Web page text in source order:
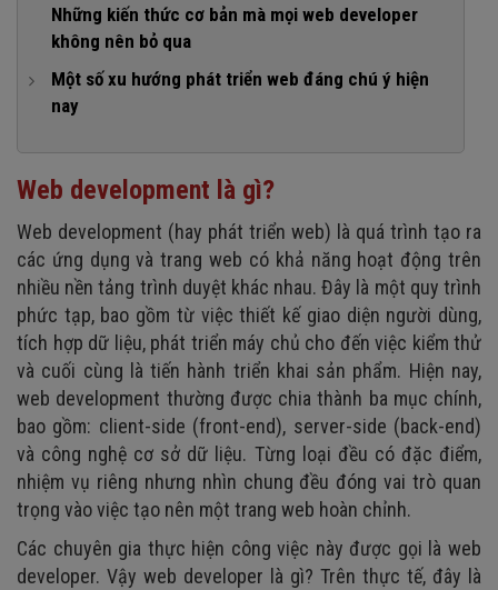
3. Lương web developer cao
4. Có cơ hội làm việc trực tiếp ở nước ngoài
5. Thoải mái chọn lựa hình thức làm việc
1. Front-end
2. Back-end
3. Database technology
4. Một số kỹ năng quan trọng khác
Những kiến thức cơ bản mà mọi web developer
không nên bỏ qua
Một số xu hướng phát triển web đáng chú ý hiện
nay
2. Progressive Web Apps (PWAs)
4. Push Notifications
5. AI Chatbot
6. Phát triển dựa trên điện toán đám mây
Web development là gì?
Web development (hay phát triển web) là quá trình tạo ra
các ứng dụng và trang web có khả năng hoạt động trên
nhiều nền tảng trình duyệt khác nhau. Đây là một quy trình
phức tạp, bao gồm từ việc thiết kế giao diện người dùng,
tích hợp dữ liệu, phát triển máy chủ cho đến việc kiểm thử
và cuối cùng là tiến hành triển khai sản phẩm. Hiện nay,
web development thường được chia thành ba mục chính,
bao gồm: client-side (front-end), server-side (back-end)
và công nghệ cơ sở dữ liệu. Từng loại đều có đặc điểm,
nhiệm vụ riêng nhưng nhìn chung đều đóng vai trò quan
trọng vào việc tạo nên một trang web hoàn chỉnh.
Các chuyên gia thực hiện công việc này được gọi là web
developer. Vậy web developer là gì? Trên thực tế, đây là